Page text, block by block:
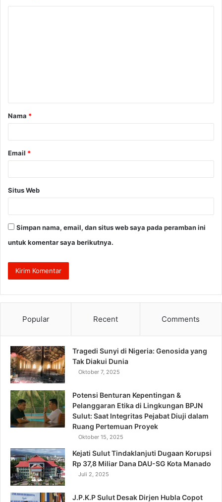
a
r
Nama *
Email *
Situs Web
Simpan nama, email, dan situs web saya pada peramban ini
untuk komentar saya berikutnya.
Popular Recent Comments
Tragedi Sunyi di Nigeria: Genosida yang
Tak Diakui Dunia
Oktober 7, 2025
Potensi Benturan Kepentingan &
Pelanggaran Etika di Lingkungan BPJN
Sulut: Saat Integritas Pejabat Diuji dalam
Ruang Pertemuan Proyek
Oktober 15, 2025
Kejati Sulut Tindaklanjuti Dugaan Korupsi
Rp 37,8 Miliar Dana DAU-SG Kota Manado
Juli 2, 2025
J.P.K.P Sulut Desak Dirjen Hubla Copot